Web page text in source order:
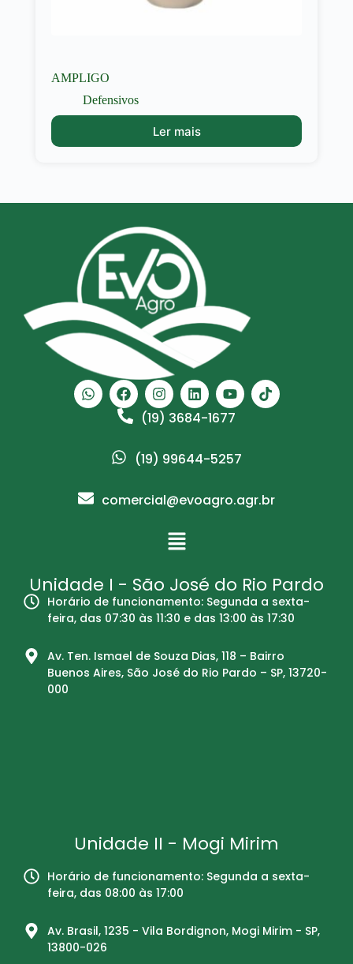
AMPLIGO
Defensivos
Ler mais
(19) 3684-1677
(19) 99644-5257
comercial@evoagro.agr.br
Unidade I - São José do Rio Pardo
Horário de funcionamento: Segunda a sexta-
feira, das 07:30 às 11:30 e das 13:00 às 17:30
Av. Ten. Ismael de Souza Dias, 118 – Bairro
Buenos Aires, São José do Rio Pardo – SP, 13720-
000
Unidade II - Mogi Mirim
Horário de funcionamento: Segunda a sexta-
feira, das 08:00 às 17:00
Av. Brasil, 1235 - Vila Bordignon, Mogi Mirim - SP,
13800-026